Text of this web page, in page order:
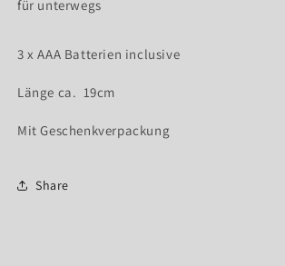
für unterwegs
3 x AAA Batterien inclusive
Länge ca. 19cm
Mit Geschenkverpackung
Share